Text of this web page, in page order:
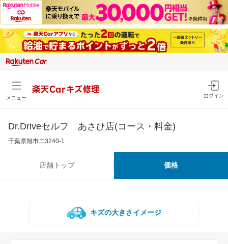
メニュー
楽天Carキズ修理
ログイン
Dr.Driveセルフ あさひ店(コース・料金)
千葉県旭市二3240-1
店舗トップ 価格
キズの大きさイメージ